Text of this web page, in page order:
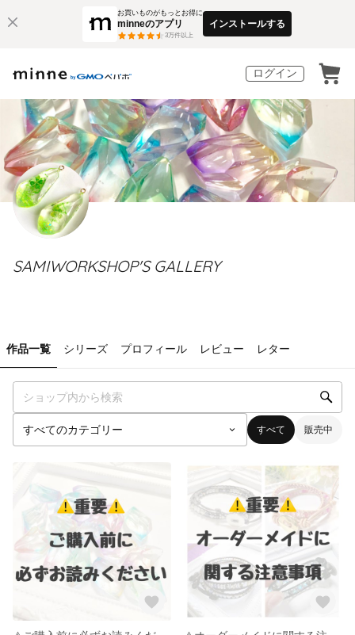
お買いものがもっとお得に
minneのアプリ
3万件以上
インストールする
ログイン
SAMIWORKSHOP'S GALLERY
作品一覧 シリーズ プロフィール レビュー レター
すべて 販売中